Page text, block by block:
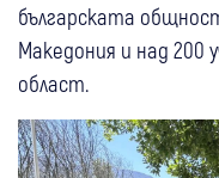
българската
Македония и над 200
област.